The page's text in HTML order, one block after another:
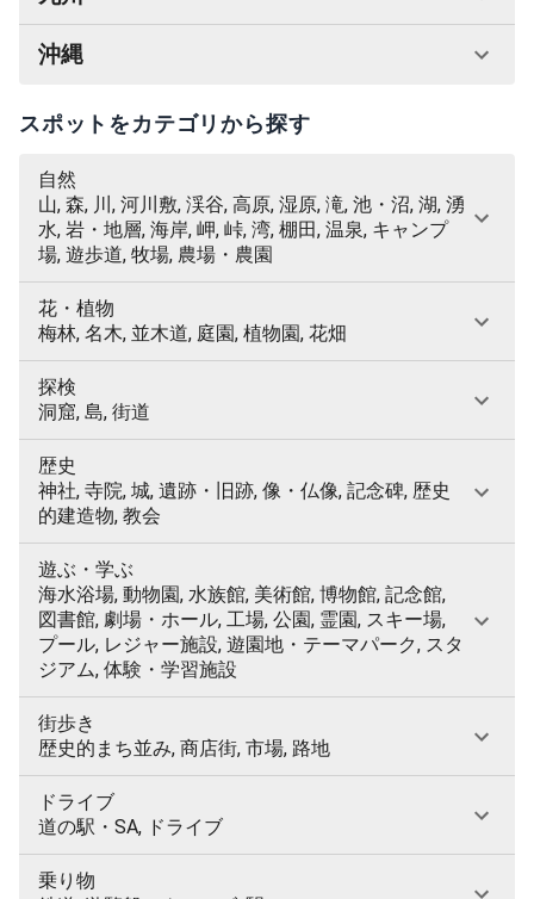
沖縄
スポットをカテゴリから探す
自然
山, 森, 川, 河川敷, 渓谷, 高原, 湿原, 滝, 池・沼, 湖, 湧
水, 岩・地層, 海岸, 岬, 峠, 湾, 棚田, 温泉, キャンプ
場, 遊歩道, 牧場, 農場・農園
花・植物
梅林, 名木, 並木道, 庭園, 植物園, 花畑
探検
洞窟, 島, 街道
歴史
神社, 寺院, 城, 遺跡・旧跡, 像・仏像, 記念碑, 歴史
的建造物, 教会
遊ぶ・学ぶ
海水浴場, 動物園, 水族館, 美術館, 博物館, 記念館,
図書館, 劇場・ホール, 工場, 公園, 霊園, スキー場,
プール, レジャー施設, 遊園地・テーマパーク, スタ
ジアム, 体験・学習施設
街歩き
歴史的まち並み, 商店街, 市場, 路地
ドライブ
道の駅・SA, ドライブ
乗り物